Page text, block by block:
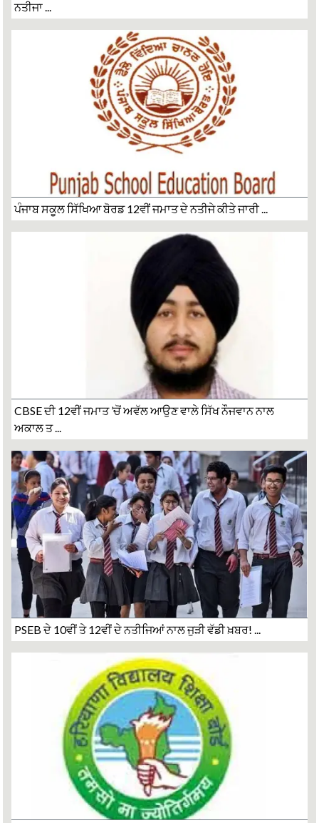
ਨਤੀਜਾ ...
ਪੰਜਾਬ ਸਕੂਲ ਸਿੱਖਿਆ ਬੋਰਡ 12ਵੀਂ ਜਮਾਤ ਦੇ ਨਤੀਜੇ ਕੀਤੇ ਜਾਰੀ ...
CBSE ਦੀ 12ਵੀਂ ਜਮਾਤ ’ਚੋਂ ਅਵੱਲ ਆਉਣ ਵਾਲੇ ਸਿੱਖ ਨੌਜਵਾਨ ਨਾਲ
ਅਕਾਲ ਤ ...
PSEB ਦੇ 10ਵੀਂ ਤੇ 12ਵੀਂ ਦੇ ਨਤੀਜਿਆਂ ਨਾਲ ਜੁੜੀ ਵੱਡੀ ਖ਼ਬਰ! ...